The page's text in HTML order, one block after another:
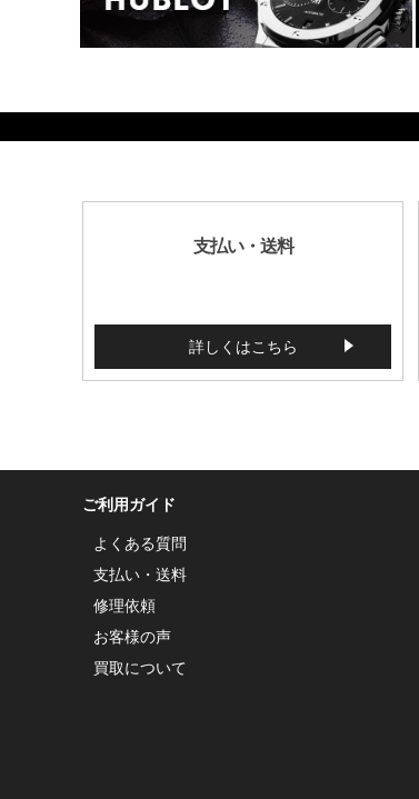
支払い・送料
詳しくはこちら
ご利用ガイド
よくある質問
支払い・送料
修理依頼
お客様の声
買取について